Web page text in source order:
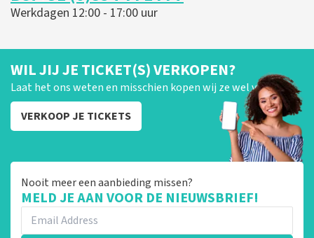
Werkdagen 12:00 - 17:00 uur
WIL JIJ JE TICKET(S) VERKOPEN?
Laat het ons weten en misschien kopen wij ze wel van je!
VERKOOP JE TICKETS
Nooit meer een aanbieding missen?
MELD JE AAN VOOR DE NIEUWSBRIEF!